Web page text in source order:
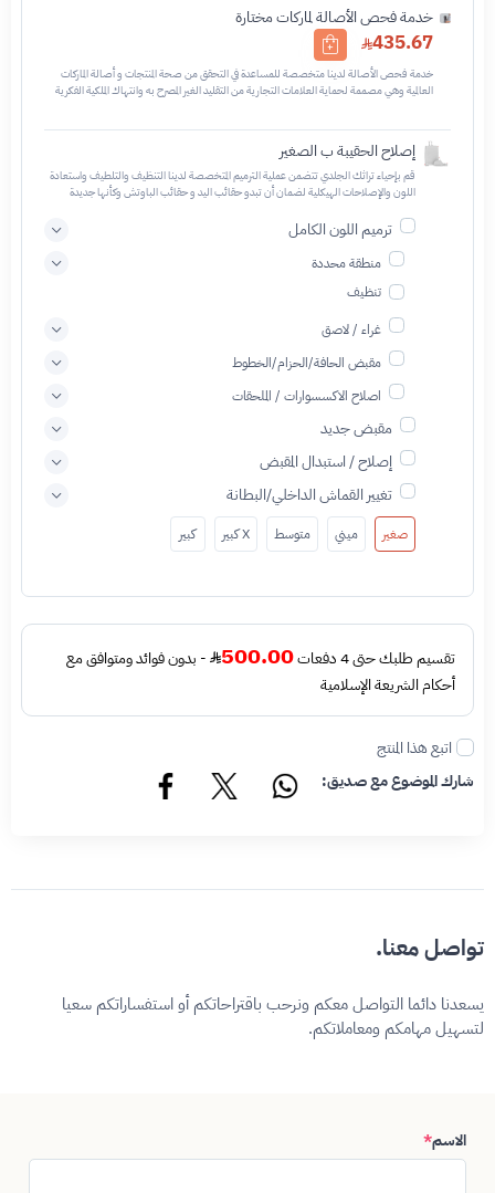
خدمة فحص الأصالة لماركات مختارة
435.67
خدمة فحص الأصالة لدينا متخصصة للمساعدة في التحقق من صحة المنتجات و أصالة الماركات
العالمية وهي مصممة لحماية العلامات التجارية من التقليد الغير المصرح به وانتهاك الملكية الفكرية
أصالة القطعه وتعني غير أصليه - قبل طلب الخدمه يرجى التحقق من وجود رقم تسلسلي داخلي
في القطعه
إصلاح الحقيبة ب الصغير
قم بإحياء تراثك الجلدي تتضمن عملية الترميم المتخصصة لدينا التنظيف والتلطيف واستعادة
اللون والإصلاحات الهيكلية لضمان أن تبدو حقائب اليد و حقائب الباوتش وكأنها جديدة
ترميم اللون الكامل
منطقة محددة
تنظيف
غراء / لاصق
مقبض الحافة/الحزام/الخطوط
اصلاح الاكسسوارات / الملحقات
مقبض جديد
إصلاح / استبدال المقبض
تغيير القماش الداخلي/البطانة
صغير ميني متوسط X كبير كبير
تقسيم طلبك حتى 4 دفعات 500.00
- بدون فوائد ومتوافق مع
أحكام الشريعة الإسلامية
اتبع هذا المنتج
شارك الموضوع مع صديق:
تواصل معنا.
يسعدنا دائما التواصل معكم ونرحب باقتراحاتكم أو استفساراتكم سعيا
لتسهيل مهامكم ومعاملاتكم.
الاسم*